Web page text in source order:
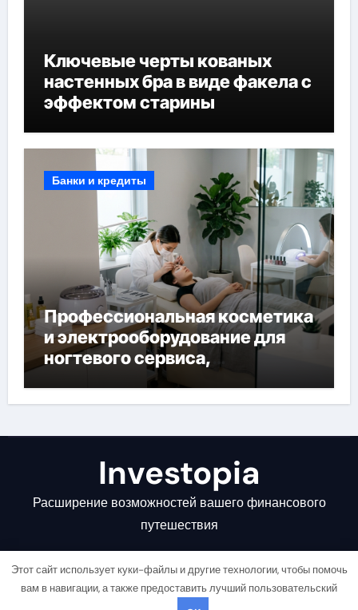
Ключевые черты кованых
настенных бра в виде факела с
эффектом старины
Банки и кредиты
Профессиональная косметика
и электрооборудование для
ногтевого сервиса,
наращивания ресниц и
депиляции
Investopia
Расширение возможностей вашего финансового
путешествия
Этот сайт использует куки-файлы и другие технологии, чтобы помочь
вам в навигации, а также предоставить лучший пользовательский